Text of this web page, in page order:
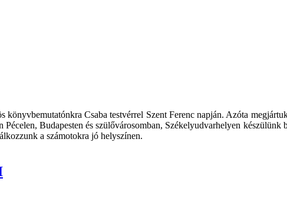
könyvbemutatónkra Csaba testvérrel Szent Ferenc napján. Azóta
Pécelen, Budapesten és szülővárosomban, Székelyudvarhelyen
a számotokra jó helyszínen.